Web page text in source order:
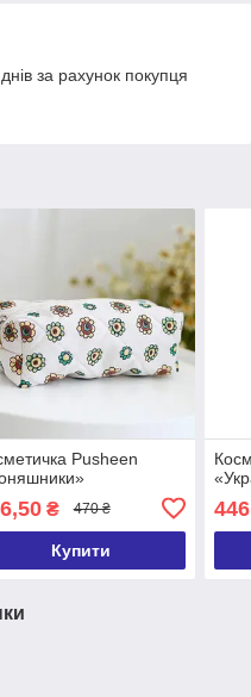
за рахунок покупця
Pusheen
₴ 470 ₴
Купити